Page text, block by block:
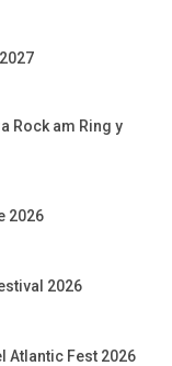
Rock am Ring y
2026
2026
Atlantic Fest 2026